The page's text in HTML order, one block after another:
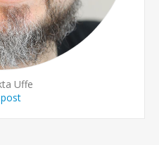
Uffe
post